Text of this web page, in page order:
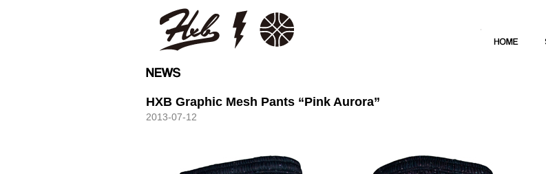
HXB Graphic Mesh Pants “Pink Aurora”
2013-07-12